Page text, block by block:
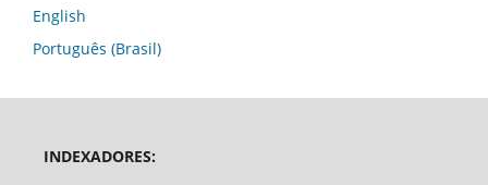
English
Português (Brasil)
INDEXADORES: